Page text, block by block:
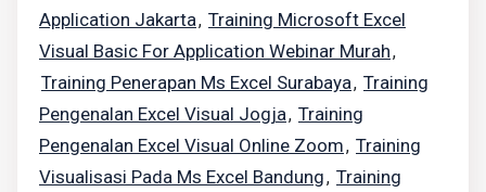
Application Jakarta, Training Microsoft Excel
Visual Basic For Application Webinar Murah,
Training Penerapan Ms Excel Surabaya, Training
Pengenalan Excel Visual Jogja, Training
Pengenalan Excel Visual Online Zoom, Training
Visualisasi Pada Ms Excel Bandung, Training